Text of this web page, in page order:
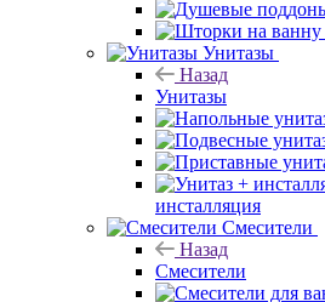
Унитазы
Назад
Унитазы
инсталляция
Смесители
Назад
Смесители